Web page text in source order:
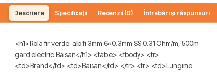
Descriere Specificații Recenzii (0) Întrebări și răspunsuri
<h1>Rola fir verde-alb fi 3mm 6x0.3mm SS 0.31 Ohm/m, 500m
gard electric Baisan</h1> <table> <tbody> <tr>
<td>Brand</td> <td>Baisan</td> </tr> <tr> <td>Lungime